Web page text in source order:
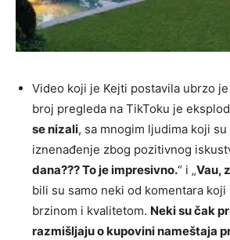
Video koji je Kejti postavila ubrzo
broj pregleda na TikToku je
se nizali, sa mnogim ljudima koji
iznenađenje zbog pozitivnog
dana??? To je impresivno.“ i „Vau,
bili su samo neki od komentara
brzinom i kvalitetom. Neki su čak
razmišljaju o kupovini nameštaja